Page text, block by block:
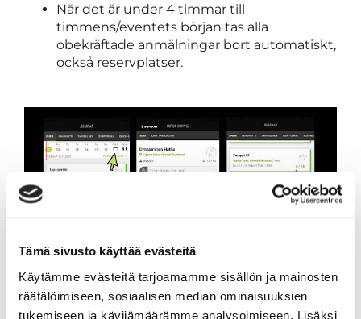
Tämä sivusto käyttää evästeitä
Käytämme evästeitä tarjoamamme sisällön ja mainosten
räätälöimiseen, sosiaalisen median ominaisuuksien
tukemiseen ja kävijämäärämme analysoimiseen. Lisäksi
När det är under 4 timmar till
timmens/eventets början tas alla
obekräftade anmälningar bort automatiskt,
också reservplatser.
BOKNINGSSYSTEMETS